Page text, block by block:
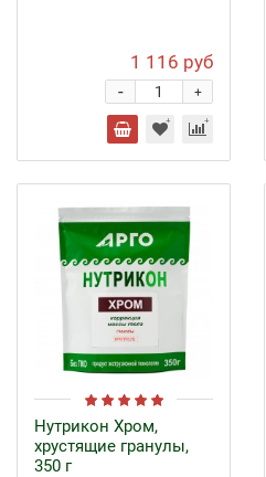
1 116 руб
+
-
Нутрикон Хром,
хрустящие гранулы,
350 г